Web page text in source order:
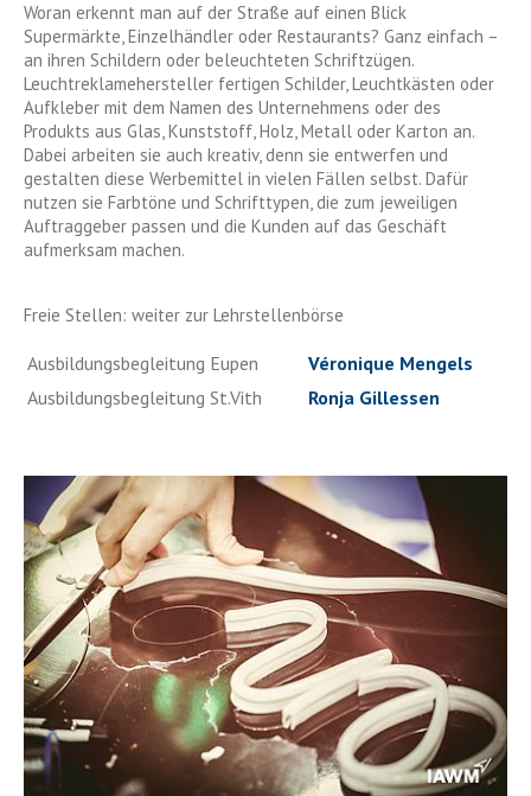
Woran erkennt man auf der Straße auf einen Blick
Supermärkte, Einzelhändler oder Restaurants? Ganz einfach –
an ihren Schildern oder beleuchteten Schriftzügen.
Leuchtreklamehersteller fertigen Schilder, Leuchtkästen oder
Aufkleber mit dem Namen des Unternehmens oder des
Produkts aus Glas, Kunststoff, Holz, Metall oder Karton an.
Dabei arbeiten sie auch kreativ, denn sie entwerfen und
gestalten diese Werbemittel in vielen Fällen selbst. Dafür
nutzen sie Farbtöne und Schrifttypen, die zum jeweiligen
Auftraggeber passen und die Kunden auf das Geschäft
aufmerksam machen.
Freie Stellen: weiter zur Lehrstellenbörse
Ausbildungsbegleitung Eupen
Véronique Mengels
Ausbildungsbegleitung St.Vith
Ronja Gillessen